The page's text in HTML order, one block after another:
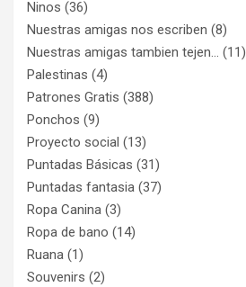
Ninos (36)
Nuestras amigas nos escriben (8)
Nuestras amigas tambien tejen… (11)
Palestinas (4)
Patrones Gratis (388)
Ponchos (9)
Proyecto social (13)
Puntadas Básicas (31)
Puntadas fantasia (37)
Ropa Canina (3)
Ropa de bano (14)
Ruana (1)
Souvenirs (2)